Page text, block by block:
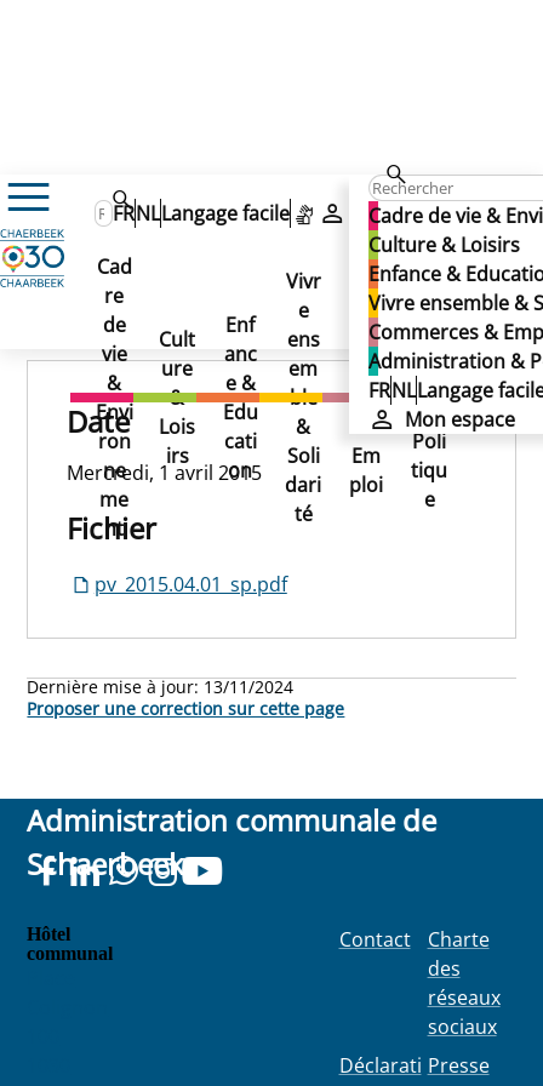
Cadre de vie &
Culture & Loisirs
Enfance &
Vivre ensemble &
Commerces &
Administration &
FRNLLangage
Mon espace
FRNLLangage facile
Mon espace
Cad
re
de
vie
&
Envi
ron
ne
me
nt
Cult
ure
&
Lois
irs
Enf
anc
e &
Edu
cati
on
Vivr
e
ens
em
ble
&
Soli
dari
té
Co
mm
erc
es
&
Em
ploi
Ad
min
istr
atio
n &
Poli
tiqu
e
01/04/2015
01/04/2015
01/04/2015
Publié le 13/11/2024
Date
Mercredi, 1 avril 2015
Fichier
pv_2015.04.01_sp.pdf
Dernière mise à jour: 13/11/2024
Proposer une correction sur cette page
Administration communale de
Schaerbeek
Hôtel
communal
Contact
Déclarati
Charte
des
réseaux
sociaux
Presse